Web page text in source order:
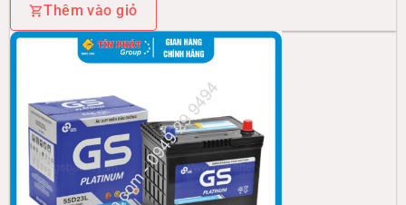
Thêm vào giỏ